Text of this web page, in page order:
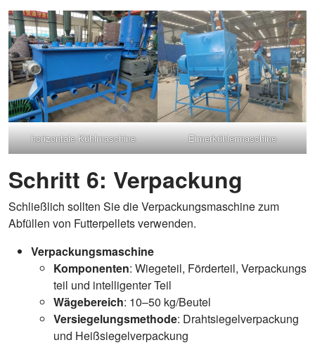
horizontale Kühlmaschine Eimerkühlermaschine
Schritt 6: Verpackung
Schließlich sollten Sie die Verpackungsmaschine zum
Abfüllen von Futterpellets verwenden.
Verpackungsmaschine
Komponenten: Wiegeteil, Förderteil, Verpackungs
teil und intelligenter Teil
Wägebereich: 10–50 kg/Beutel
Versiegelungsmethode: Drahtsiegelverpackung
und Heißsiegelverpackung